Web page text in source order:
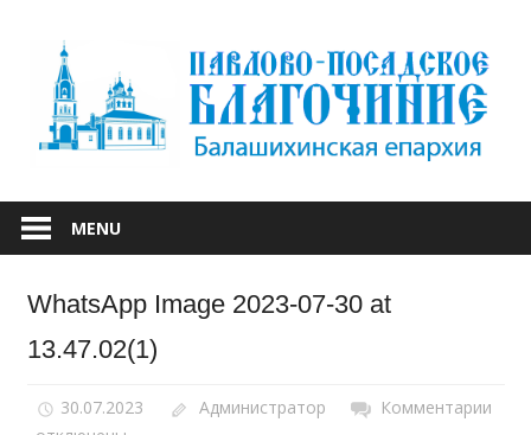
content
ПАВЛОВО-
ПОСАДСКОЕ
MENU
WhatsApp Image 2023-07-30 at
13.47.02(1)
30.07.2023 Администратор Комментарии